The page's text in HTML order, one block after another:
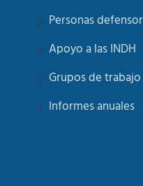
Personas
Apoyo a las INDH
Grupos de trabajo
Informes anuales